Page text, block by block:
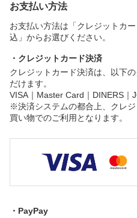
お支払い方法
お支払い方法は「クレジットカ
込」からお選びください。
・クレジットカード決済
クレジットカード決済は、以下
だけます。
VISA｜Master Card｜DINERS｜
※決済システムの都合上、クレ
買い物でのご利用となります。
・PayPay